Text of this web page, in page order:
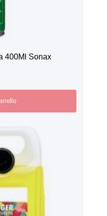
400Ml Sonax